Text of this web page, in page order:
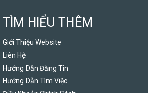
TÌM HIỂU THÊM
Giới Thiệu Website
Liên Hệ
Hướng Dẫn Đăng Tin
Hướng Dẫn Tìm Việc